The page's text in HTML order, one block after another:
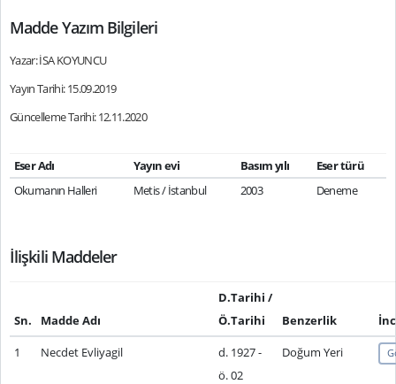
Madde Yazım Bilgileri
Yazar: İSA KOYUNCU
Yayın Tarihi: 15.09.2019
Güncelleme Tarihi: 12.11.2020
Eser Adı Yayın evi Basım yılı
Eser türü
Okumanın Halleri
Metis / İstanbul 2003 Deneme
İlişkili Maddeler
Sn. Madde Adı
D.Tarihi /
Ö.Tarihi
Benzerlik
1
Necdet Evliyagil
d. 1927 -
ö. 02
Doğum Yeri